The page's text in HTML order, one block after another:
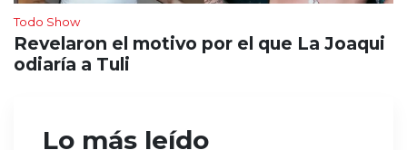
Todo Show
Revelaron el motivo por el que La Joaqui
odiaría a Tuli
Lo más leído